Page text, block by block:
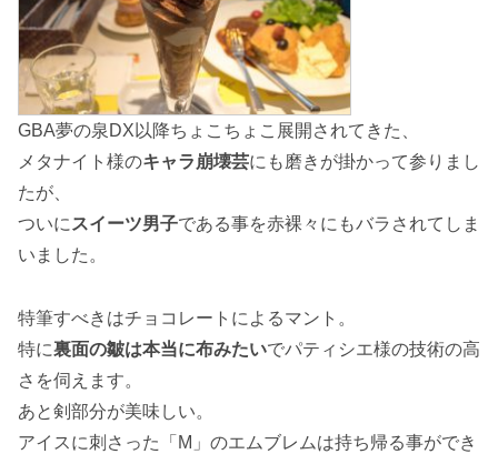
GBA夢の泉DX以降ちょこちょこ展開されてきた、
メタナイト様のキャラ崩壊芸にも磨きが掛かって参りまし
たが、
ついに スイーツ男子である事を赤裸々にもバラされてしま
いました。
特筆すべきはチョコレートによるマント。
特に裏面の皺は本当に布みたいでパティシエ様の技術の高
さを伺えます。
あと剣部分が美味しい。
アイスに刺さった「M」のエムブレムは持ち帰る事ができ